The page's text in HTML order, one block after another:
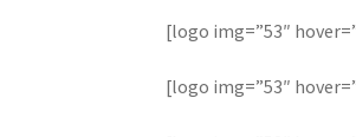
[logo img=”53″
[logo img=”53″